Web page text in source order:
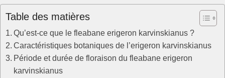
Table des matières
Qu’est-ce que le fleabane erigeron karvinskianus ?
Caractéristiques botaniques de l’erigeron karvinskianus
Période et durée de floraison du fleabane erigeron
karvinskianus